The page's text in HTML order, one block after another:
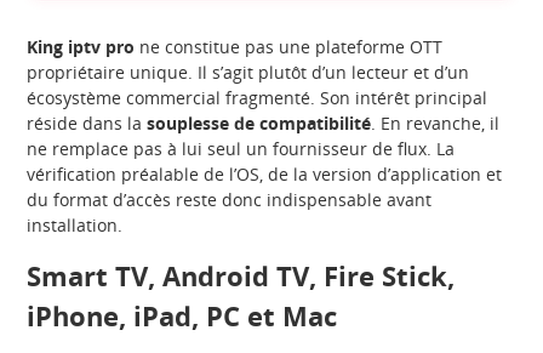
King iptv pro ne constitue pas une plateforme OTT
propriétaire unique. Il s’agit plutôt d’un lecteur et d’un
écosystème commercial fragmenté. Son intérêt principal
réside dans lasouplesse de compatibilité. En revanche, il
ne remplace pas à lui seul un fournisseur de flux. La
vérification préalable de l’OS, de la version d’application et
du format d’accès reste donc indispensable avant
installation.
Smart TV, Android TV, Fire Stick,
iPhone, iPad, PC et Mac